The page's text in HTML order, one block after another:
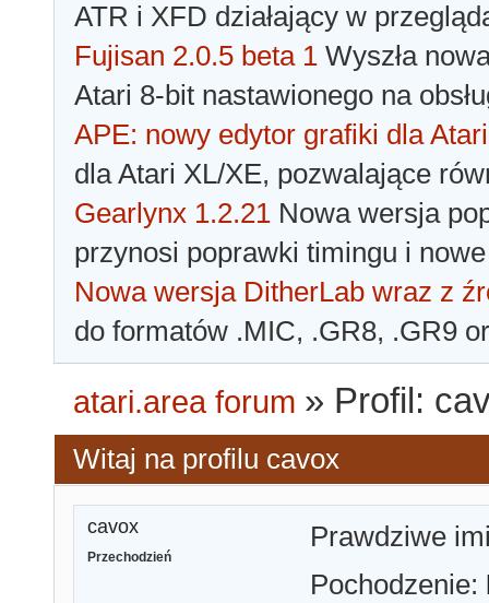
ATR i XFD działający w
Fujisan 2.0.5 beta 1 Wyszła
Atari 8-bit nastawionego na
APE: nowy edytor grafiki dla Atari
dla Atari XL/XE, pozwalające
Gearlynx 1.2.21 Nowa wersja
przynosi poprawki timingu i
Nowa wersja DitherLab wraz z
do formatów .MIC, .GR8, .GR9
atari.area forum » Profil:
Witaj na profilu cavox
cavox
Przechodzień
Prawdziwe
Pochodzenie: